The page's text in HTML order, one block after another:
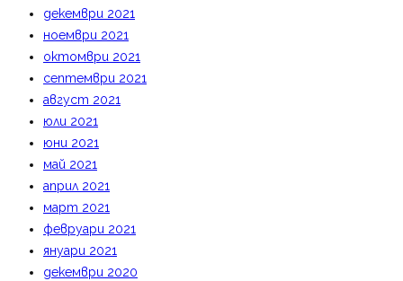
декември 2021
ноември 2021
октомври 2021
септември 2021
август 2021
юли 2021
юни 2021
май 2021
април 2021
март 2021
февруари 2021
януари 2021
декември 2020